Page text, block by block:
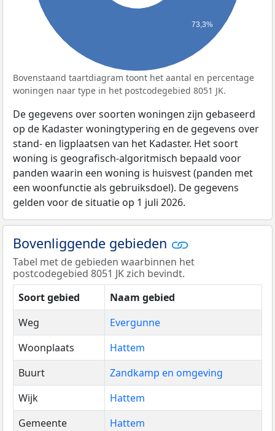
73,3%
Bovenstaand taartdiagram toont het aantal en percentage
woningen naar type in het postcodegebied 8051 JK.
De gegevens over soorten woningen zijn gebaseerd
op de Kadaster woningtypering en de gegevens over
stand- en ligplaatsen van het Kadaster. Het soort
woning is geografisch-algoritmisch bepaald voor
panden waarin een woning is huisvest (panden met
een woonfunctie als gebruiksdoel). De gegevens
gelden voor de situatie op 1 juli 2026.
Bovenliggende gebieden
Tabel met de gebieden waarbinnen het
postcodegebied 8051 JK zich bevindt.
Soort gebied
Naam gebied
Weg
Evergunne
Woonplaats
Hattem
Buurt
Zandkamp en omgeving
Wijk
Hattem
Gemeente
Hattem